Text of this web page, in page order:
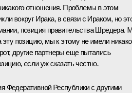
отношения. Проблемы в этом
вокруг Ирака, в связи с Ираком, но
позиция правительства Шредера.
эту позицию, мы к этому не имели
другие партнеры еще пытались
если уж сказать честно.
Федеративной Республики с другими